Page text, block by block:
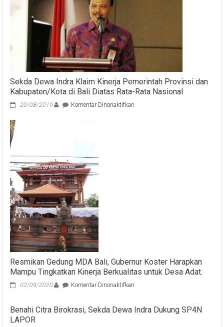
Sekda Dewa Indra Klaim Kinerja Pemerintah Provinsi dan
Kabupaten/Kota di Bali Diatas Rata-Rata Nasional
20/08/2019 Komentar Dinonaktifkan
Resmikan Gedung MDA Bali, Gubernur Koster Harapkan
Mampu Tingkatkan Kinerja Berkualitas untuk Desa Adat.
02/09/2020 Komentar Dinonaktifkan
MDA
Benahi Citra Birokrasi, Sekda Dewa Indra Dukung SP4N
LAPOR